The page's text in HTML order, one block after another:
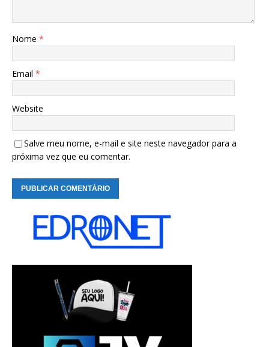
Nome *
Email *
Website
Salve meu nome, e-mail e site neste navegador para a
próxima vez que eu comentar.